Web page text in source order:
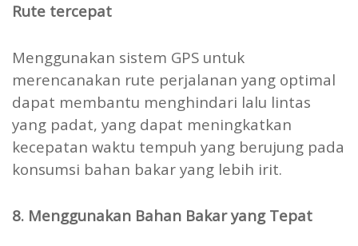
Rute tercepat
Menggunakan sistem GPS untuk
merencanakan rute perjalanan yang optimal
dapat membantu menghindari lalu lintas
yang padat, yang dapat meningkatkan
kecepatan waktu tempuh yang berujung pada
konsumsi bahan bakar yang lebih irit.
8. Menggunakan Bahan Bakar yang Tepat